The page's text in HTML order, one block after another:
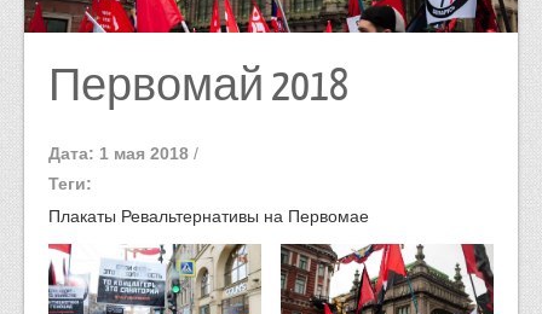
Первомай 2018
Дата: 1 мая 2018 /
Теги:
Плакаты Ревальтернативы на Первомае